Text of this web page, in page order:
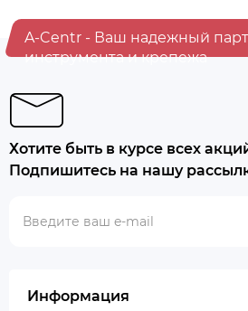
A-Centr - Ваш надежный
инструмента и крепежа
Хотите быть в курсе всех
Подпишитесь на нашу
Информация